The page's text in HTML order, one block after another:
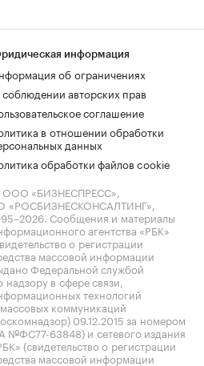
информация
об ограничениях
авторских прав
соглашение
в отношении обработки
данных
обработки файлов cookie
«БИЗНЕСПРЕСС»,
«РОСБИЗНЕСКОНСАЛТИНГ»,
. Сообщения и материалы
агентства «РБК»
о регистрации
массовой информации
Федеральной службой
надзору в сфере связи,
технологий
коммуникаций
09.12.2015 за номером
№ФС77-63848) и сетевого издания
(свидетельство о регистрации
массовой информации